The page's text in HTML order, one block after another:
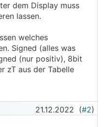
dem Display muss
lassen.
welches
Signed (alles was
(nur positiv), 8bit
zT aus der Tabelle
21.12.2022 (#2)